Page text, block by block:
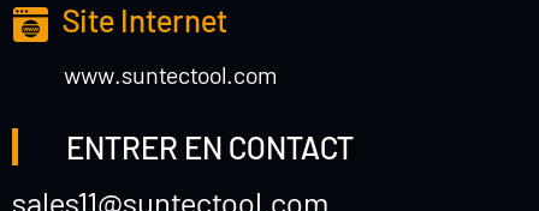
Site Internet
www.suntectool.com
ENTRER EN CONTACT
sales11@suntectool.com